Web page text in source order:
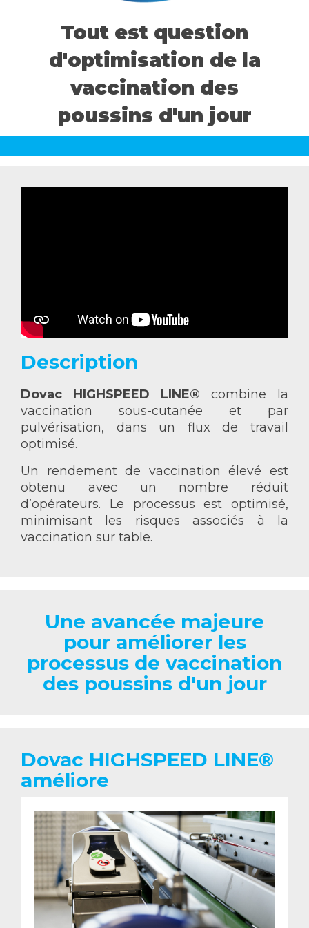
CONTACTEZ-NOUS
Ceva dans le monde
Tout est question
d'optimisation de la
vaccination des
poussins d'un jour
Description
Dovac HIGHSPEED LINE® combine la
vaccination sous-cutanée et par
pulvérisation, dans un flux de travail
optimisé.
Un rendement de vaccination élevé est
obtenu avec un nombre réduit
d’opérateurs. Le processus est optimisé,
minimisant les risques associés à la
vaccination sur table.
Une avancée majeure
pour améliorer les
processus de vaccination
des poussins d'un jour
Dovac HIGHSPEED LINE®
améliore